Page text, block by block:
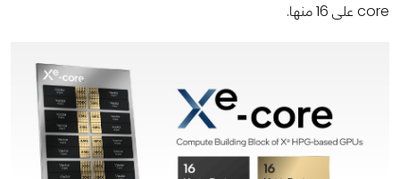
core على 16 منها.